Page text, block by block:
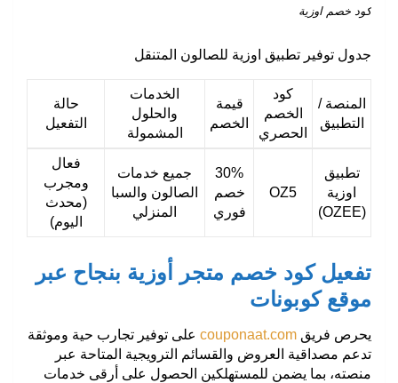
كود خصم اوزية
جدول توفير تطبيق اوزية للصالون المتنقل
المنصة /
التطبيق
كود
الخصم
الحصري
قيمة
الخصم
الخدمات
والحلول
المشمولة
حالة
التفعيل
تطبيق
اوزية
(OZEE)
OZ5
30%
خصم
فوري
جميع خدمات
الصالون والسبا
المنزلي
فعال
ومجرب
(محدث
اليوم)
تفعيل كود خصم متجر أوزية بنجاح عبر
موقع كوبونات
يحرص فريق couponaat.com على توفير تجارب حية وموثقة
تدعم مصداقية العروض والقسائم الترويجية المتاحة عبر
منصته، بما يضمن للمستهلكين الحصول على أرقى خدمات